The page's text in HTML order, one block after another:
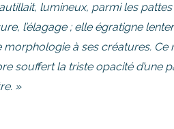
lumineux, parmi les
l’élagage ; elle égratigne
à ses créatures. Ce
souffert la triste opacité d’une
»